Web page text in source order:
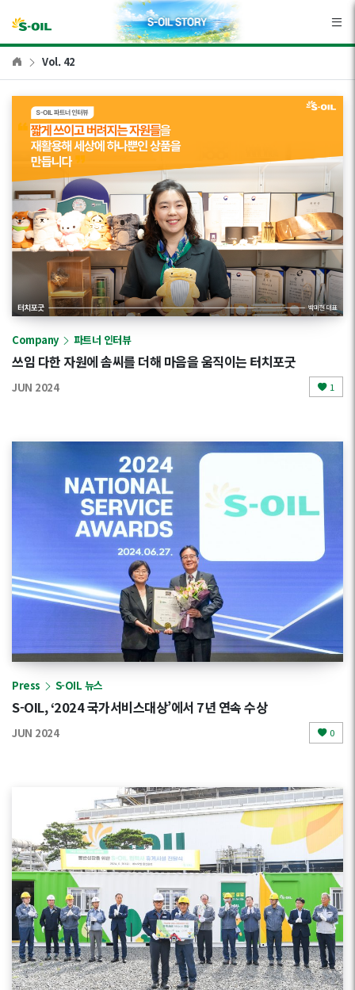
Vol. 42
Company 파트너 인터뷰
쓰임 다한 자원에 솜씨를 더해 마음을 움직이는 터치포굿
JUN 2024 1
Press S-OIL 뉴스
S-OIL, ‘2024 국가서비스대상’에서 7년 연속 수상
JUN 2024 0